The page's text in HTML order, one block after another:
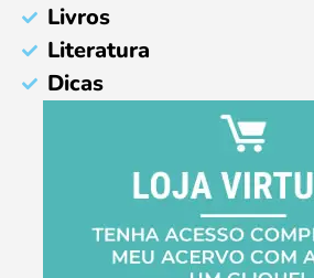
Livros
Literatura
Dicas